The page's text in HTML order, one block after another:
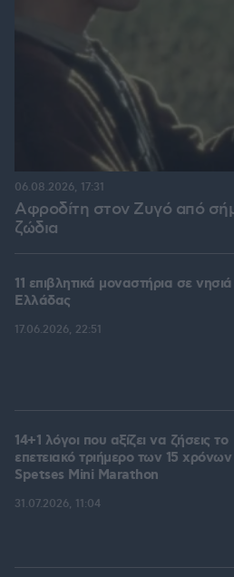
Αφροδίτη στον Ζυγό από
ζώδια
06.08.2026, 17:31
11 επιβλητικά μοναστήρια σε
Ελλάδας
17.06.2026, 22:51
14+1 λόγοι που αξίζει να ζήσεις το
επετειακό τριήμερο των 15
Spetses Mini Marathon
31.07.2026, 11:04